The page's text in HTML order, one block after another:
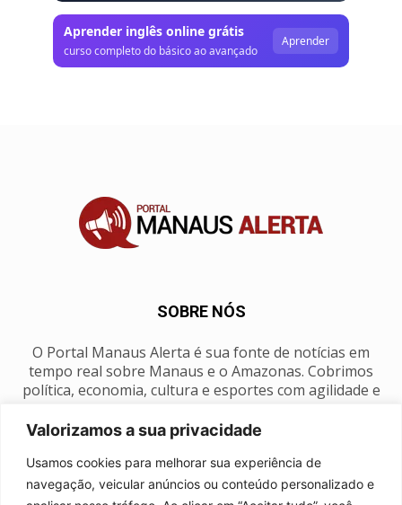
Valorizamos a sua privacidade
Usamos cookies para melhorar sua experiência de
navegação, veicular anúncios ou conteúdo personalizado e
Aprender inglês online grátis
curso completo do básico ao avançado
Aprender
SOBRE NÓS
O Portal Manaus Alerta é sua fonte de notícias em
tempo real sobre Manaus e o Amazonas. Cobrimos
política, economia, cultura e esportes com agilidade e